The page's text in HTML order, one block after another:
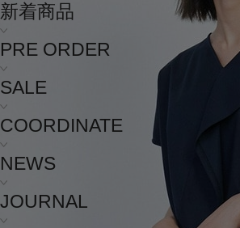
新着商品
PRE ORDER
SALE
COORDINATE
NEWS
JOURNAL